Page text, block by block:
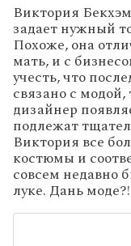
Виктория
задает нужный
Похоже, она
мать, и с
учесть, что
связано с
дизайнер
подлежат
Виктория все
костюмы и
совсем недавно
луке. Дань моде?!